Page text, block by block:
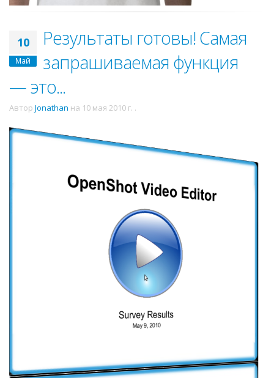
10
Май
Результаты готовы! Самая
запрашиваемая функция
— это...
Автор Jonathan на 10 мая 2010 г. .